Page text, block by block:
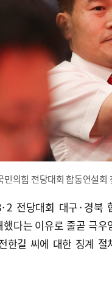
민의힘 전당대회 합동연설회
전당대회 대구·경북
다는 이유로 줄곧 극우
한길 씨에 대한 징계 절